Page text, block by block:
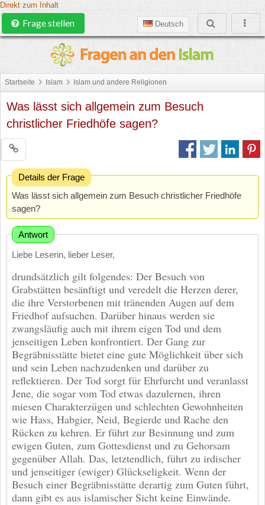
Direkt zum Inhalt
Deutsch
Frage stellen
Startseite Islam Islam und andere Religionen
Was lässt sich allgemein zum Besuch
christlicher Friedhöfe sagen?
Details der Frage
Was lässt sich allgemein zum Besuch christlicher Friedhöfe
sagen?
Antwort
Liebe Leserin, lieber Leser,
drundsätzlich gilt folgendes: Der Besuch von
Grabstätten besänftigt und veredelt die Herzen derer,
die ihre Verstorbenen mit tränenden Augen auf dem
Friedhof aufsuchen. Darüber hinaus werden sie
zwangsläufig auch mit ihrem eigen Tod und dem
jenseitigen Leben konfrontiert. Der Gang zur
Begräbnisstätte bietet eine gute Möglichkeit über sich
und sein Leben nachzudenken und darüber zu
reflektieren. Der Tod sorgt für Ehrfurcht und veranlasst
Jene, die sogar vom Tod etwas dazulernen, ihren
miesen Charakterzügen und schlechten Gewohnheiten
wie Hass, Habgier, Neid, Begierde und Rache den
Rücken zu kehren. Er führt zur Besinnung und zum
ewigen Guten, zum Gottesdienst und zu Gehorsam
gegenüber Allah. Das, letztendlich, führt zu irdischer
und jenseitiger (ewiger) Glückseligkeit. Wenn der
Besuch einer Begräbnisstätte derartig zum Guten führt,
dann gibt es aus islamischer Sicht keine Einwände.